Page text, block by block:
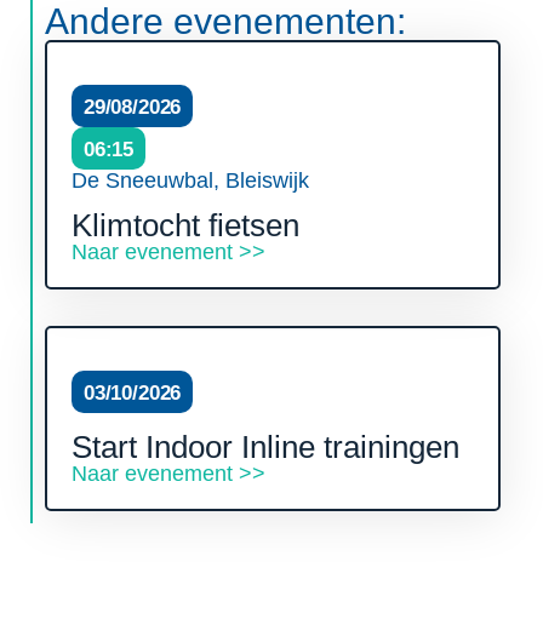
Andere evenementen:
29/08/2026
06:15
De Sneeuwbal, Bleiswijk
Klimtocht fietsen
Naar evenement >>
03/10/2026
Start Indoor Inline trainingen
Naar evenement >>